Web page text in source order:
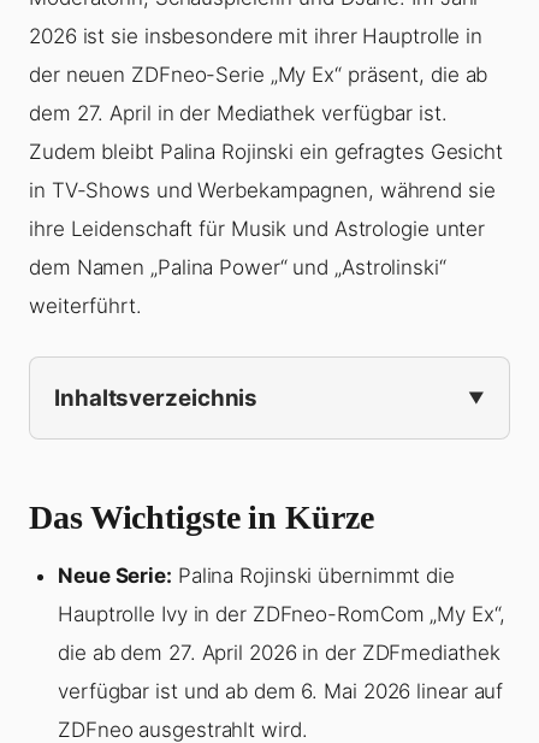
2026 ist sie insbesondere mit ihrer Hauptrolle in
der neuen ZDFneo-Serie „My Ex“ präsent, die ab
dem 27. April in der Mediathek verfügbar ist.
Zudem bleibt Palina Rojinski ein gefragtes Gesicht
in TV-Shows und Werbekampagnen, während sie
ihre Leidenschaft für Musik und Astrologie unter
dem Namen „Palina Power“ und „Astrolinski“
weiterführt.
Inhaltsverzeichnis
Das Wichtigste in Kürze
Neue Serie: Palina Rojinski übernimmt die
Hauptrolle Ivy in der ZDFneo-RomCom „My Ex“,
die ab dem 27. April 2026 in der ZDFmediathek
verfügbar ist und ab dem 6. Mai 2026 linear auf
ZDFneo ausgestrahlt wird.